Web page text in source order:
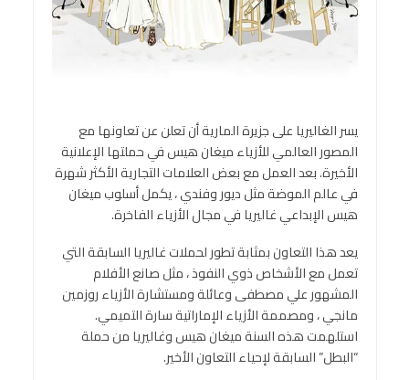
يسر الغاليريا على جزيرة المارية أن تعلن عن تعاونها مع
المصور العالمي للأزياء ميغان هيس في حملتها الإعلانية
الأخيرة. بعد العمل مع بعض العلامات التجارية الأكثر شهرة
في عالم الموضة مثل ديور وفندي ، يكمل أسلوب ميغان
هيس الإبداعي غاليريا في مجال الأزياء الفاخرة.
يعد هذا التعاون بمثابة تطور لحملات غاليريا السابقة التي
تعمل مع الأشخاص ذوي النفوذ ، مثل صانع الأفلام
المشهور علي مصطفى وعائلة ومستشارة الأزياء روزمين
مانجي ، ومصممة الأزياء الإماراتية سارة التميمي.
استلهمت هذه السنة ميغان هيس وغاليريا من حملة
“البطل” السابقة لإحياء التعاون الأخير.